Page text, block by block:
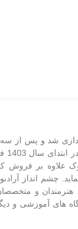
حضوری آرادبوک در سال
علاوه بر فروش
نماید. چشم انداز
هنرمندان و
های آموزشی و